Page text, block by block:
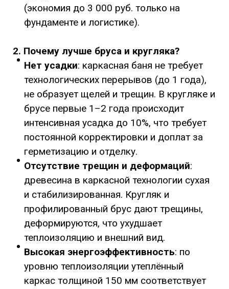
(экономия до 3 000 руб. только на
фундаменте и логистике).
2. Почему лучше бруса и кругляка?
Нет усадки: каркасная баня не требует
технологических перерывов (до 1 года),
не образует щелей и трещин. В кругляке и
брусе первые 1–2 года происходит
интенсивная усадка до 10%, что требует
постоянной корректировки и доплат за
герметизацию и отделку.
Отсутствие трещин и деформаций:
древесина в каркасной технологии сухая
и стабилизированная. Кругляк и
профилированный брус дают трещины,
деформируются, что ухудшает
теплоизоляцию и внешний вид.
Высокая энергоэффективность: по
уровню теплоизоляции утеплённый
каркас толщиной 150 мм соответствует